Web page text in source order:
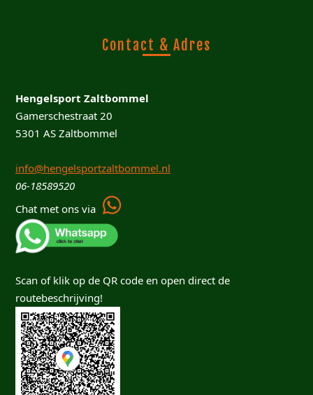
Contact & Adres
Hengelsport Zaltbommel
Gamerschestraat 20
5301 AS Zaltbommel
info@hengelsportzaltbommel.nl
06-18589520
Chat met ons via
Scan of klik op de QR code en open direct de
routebeschrijving!